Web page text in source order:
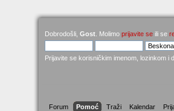
Dobrodošli, Gost . Molimo prijavite se ili se
Prijavite se korisničkim imenom, lozinkom i
Forum Pomoć Traži Kalendar